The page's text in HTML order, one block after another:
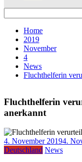
for:
Home
2019
November
4
News
Fluchthelferin
Fluchthelferin
anerkannt
4. November 20194.
Deutschland News